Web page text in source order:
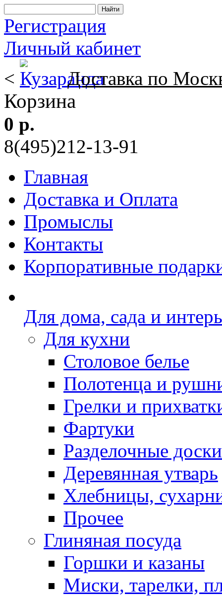
Регистрация
Личный кабинет
<
Доставка по
Корзина
0 р.
8(495)212-13-91
Главная
Доставка и Оплата
Промыслы
Контакты
Корпоративные
Для дома, сада и
Для кухни
Столовое белье
Полотенца и
Грелки и
Фартуки
Разделочные доски
Деревянная утварь
Хлебницы,
Прочее
Глиняная посуда
Горшки и казаны
Миски, тарелки,